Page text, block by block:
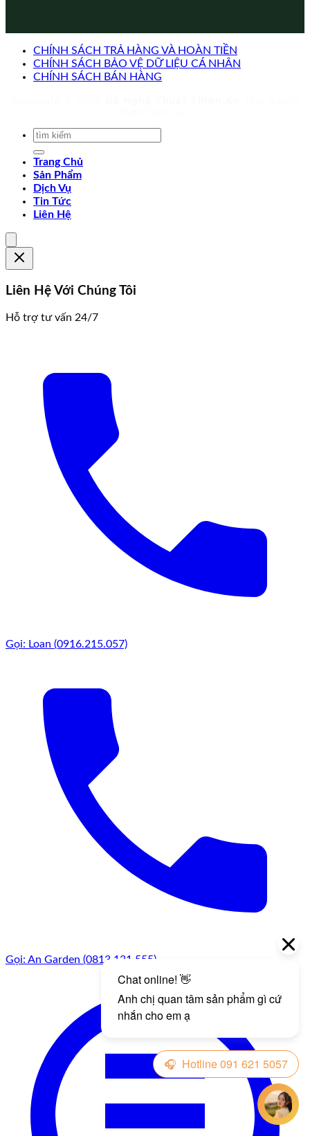
CHÍNH SÁCH TRẢ HÀNG VÀ HOÀN TIỀN
CHÍNH SÁCH BẢO VỆ DỮ LIỆU CÁ NHÂN
CHÍNH SÁCH BÁN HÀNG
Trang Chủ
Sản Phẩm
Dịch Vụ
Tin Tức
Liên Hệ
Liên Hệ Với Chúng Tôi
Hỗ trợ tư vấn 24/7
Gọi: Loan (0916.215.057)
Gọi: An Garden (0813.131.555)